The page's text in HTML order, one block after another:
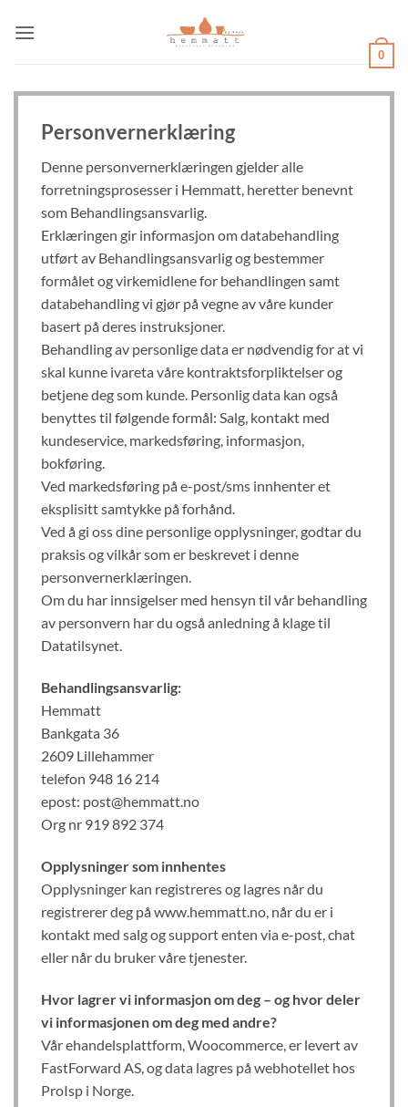
0
Personvernerklæring
Denne personvernerklæringen gjelder alle
forretningsprosesser i Hemmatt, heretter benevnt
som Behandlingsansvarlig.
Erklæringen gir informasjon om databehandling
utført av Behandlingsansvarlig og bestemmer
formålet og virkemidlene for behandlingen samt
databehandling vi gjør på vegne av våre kunder
basert på deres instruksjoner.
Behandling av personlige data er nødvendig for at vi
skal kunne ivareta våre kontraktsforpliktelser og
betjene deg som kunde. Personlig data kan også
benyttes til følgende formål: Salg, kontakt med
kundeservice, markedsføring, informasjon,
bokføring.
Ved markedsføring på e-post/sms innhenter et
eksplisitt samtykke på forhånd.
Ved å gi oss dine personlige opplysninger, godtar du
praksis og vilkår som er beskrevet i denne
personvernerklæringen.
Om du har innsigelser med hensyn til vår behandling
av personvern har du også anledning å klage til
Datatilsynet.
Behandlingsansvarlig:
Hemmatt
Bankgata 36
2609 Lillehammer
telefon 948 16 214
epost: post@hemmatt.no
Org nr 919 892 374
Opplysninger som innhentes
Opplysninger kan registreres og lagres når du
registrerer deg på www.hemmatt.no, når du er i
kontakt med salg og support enten via e-post, chat
eller når du bruker våre tjenester.
Hvor lagrer vi informasjon om deg – og hvor deler
vi informasjonen om deg med andre?
Vår ehandelsplattform, Woocommerce, er levert av
FastForward AS, og data lagres på webhotellet hos
ProIsp i Norge.